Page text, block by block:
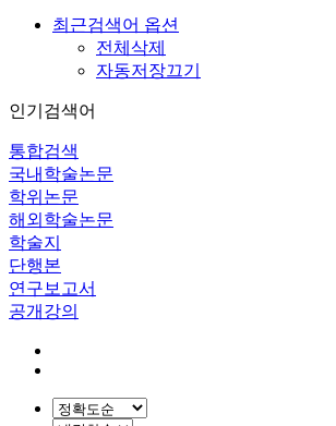
최근검색어 옵션
전체삭제
자동저장끄기
인기검색어
통합검색
국내학술논문
학위논문
해외학술논문
학술지
단행본
연구보고서
공개강의